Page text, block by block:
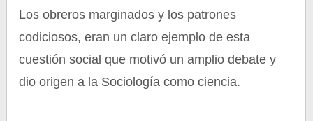
Los obreros marginados y los patrones
codiciosos, eran un claro ejemplo de esta
cuestión social que motivó un amplio debate y
dio origen a la Sociología como ciencia.